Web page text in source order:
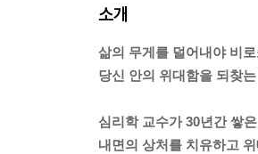
소개
삶의 무게를 덜어내야 비
당신 안의 위대함을 되찾는
심리학 교수가 30년간 쌓
내면의 상처를 치유하고